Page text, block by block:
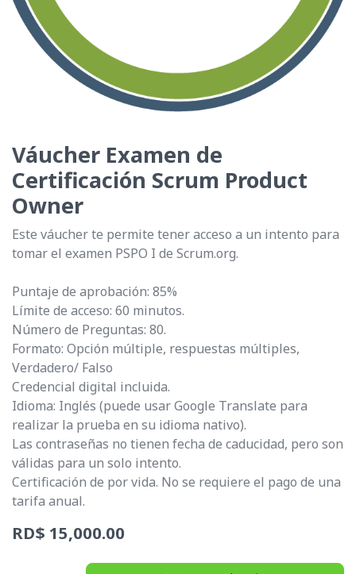
Váucher Examen de
Certificación Scrum Product
Owner
Este váucher te permite tener acceso a un intento para
tomar el examen PSPO I de Scrum.org.
Puntaje de aprobación: 85%
Límite de acceso: 60 minutos.
Número de Preguntas: 80.
Formato: Opción múltiple, respuestas múltiples,
Verdadero/ Falso
Credencial digital incluida.
Idioma: Inglés (puede usar Google Translate para
realizar la prueba en su idioma nativo).
Las contraseñas no tienen fecha de caducidad, pero son
válidas para un solo intento.
Certificación de por vida. No se requiere el pago de una
tarifa anual.
RD$ 15,000.00